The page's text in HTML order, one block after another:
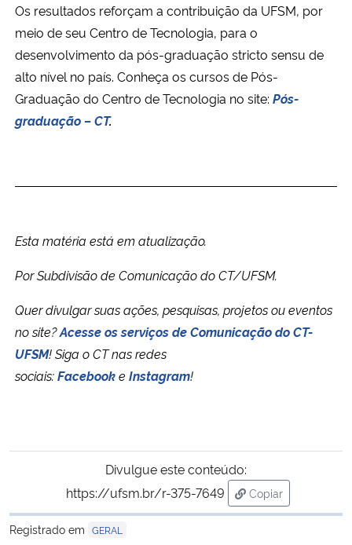
Os resultados reforçam a contribuição da UFSM, por
meio de seu Centro de Tecnologia, para o
desenvolvimento da pós-graduação stricto sensu de
alto nível no país. Conheça os cursos de Pós-
Graduação do Centro de Tecnologia no site: Pós-
graduação – CT.
Esta matéria está em atualização.
Por Subdivisão de Comunicação do CT/UFSM.
Quer divulgar suas ações, pesquisas, projetos ou eventos
no site?Acesse os serviços de Comunicação do CT-
UFSM!Siga o CT nas redes
sociais:Facebooke Instagram!
Divulgue este conteúdo:
https://ufsm.br/r-375-7649
Copiar
para área de
Registrado em GERAL